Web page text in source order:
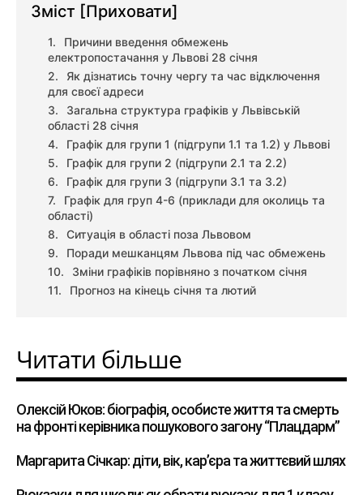
Зміст [Приховати]
Причини введення обмежень
електропостачання у Львові 28 січня
Як дізнатись точну чергу та час відключення
для своєї адреси
Загальна структура графіків у Львівській
області 28 січня
Графік для групи 1 (підгрупи 1.1 та 1.2) у Львові
Графік для групи 2 (підгрупи 2.1 та 2.2)
Графік для групи 3 (підгрупи 3.1 та 3.2)
Графік для груп 4-6 (приклади для околиць та
області)
Ситуація в області поза Львовом
Поради мешканцям Львова під час обмежень
Зміни графіків порівняно з початком січня
Прогноз на кінець січня та лютий
Читати більше
Олексій Юков: біографія, особисте життя та смерть
на фронті керівника пошукового загону “Плацдарм”
Маргарита Січкар: діти, вік, кар’єра та життєвий шлях